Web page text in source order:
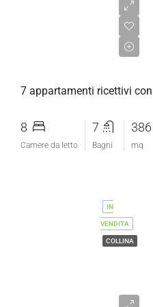
8
Camere da letto
7
Bagni
386
mq
IN
VENDITA
COLLINA